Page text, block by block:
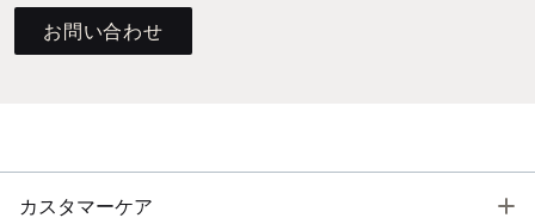
お問い合わせ
カスタマーケア